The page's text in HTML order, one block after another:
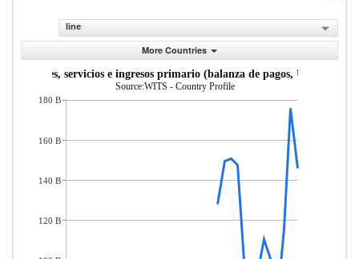
line
More Countries
de bienes, servicios e ingresos primario (balanza de pagos, US$ a
Source:WITS - Country Profile
180 B
160 B
140 B
120 B